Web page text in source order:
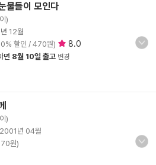
물들이 모인다
)
12월
할인 / 470원) 8.0
면 8월 10일 출고 변경
)
2001년 04월
원)